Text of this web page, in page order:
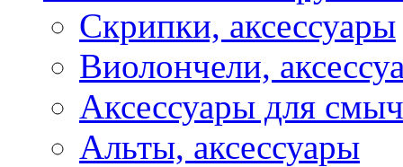
Скрипки, аксессуары
Виолончели,
Аксессуары для
Альты, аксессуары